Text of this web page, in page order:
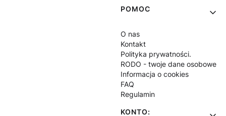
POMOC
O nas
Kontakt
Polityka prywatności.
RODO - twoje dane osobowe
Informacja o cookies
FAQ
Regulamin
KONTO: